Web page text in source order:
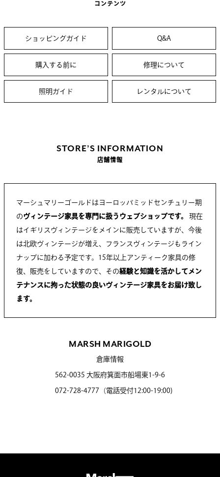
コンテンツ
ショッピングガイド Q&A
購入する前に 修理について
照明ガイド レンタルについて
STORE’S INFORMATION
店舗情報
マーシュマリーゴールドはヨーロッパミッドセンチュリー期
のヴィンテージ家具を専門に扱うウェブショップです。 現在
はイギリスヴィンテージをメインに販売していますが、今後
は北欧ヴィンテージが増え、フランスヴィンテージもライン
ナップに加わる予定です。15年以上アンティーク家具の修
復、販売をしていますので、その経験と知識を活かしてメン
テナンスに拘った状態の良いヴィンテージ家具をお届け致し
ます。
MARSH MARIGOLD
倉庫情報
562-0035 大阪府箕面市船場東1-9-6
072-728-4777（電話受付12:00-19:00)